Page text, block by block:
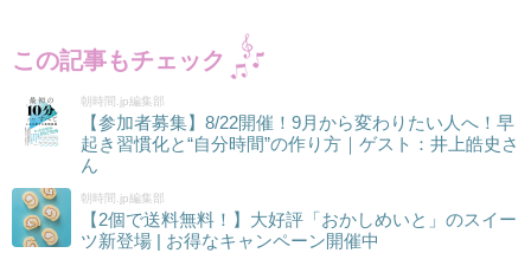
この記事もチェック
朝時間.jp編集部
【参加者募集】8/22開催！9月から変わりたい人へ！早
起き習慣化と“自分時間”の作り方｜ゲスト：井上皓史さ
ん
朝時間.jp編集部
【2個で送料無料！】大好評「おかしめいと」のスイー
ツ新登場 | お得なキャンペーン開催中